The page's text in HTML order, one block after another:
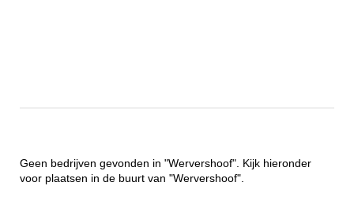
Geen bedrijven gevonden in "Wervershoof". Kijk hieronder
voor plaatsen in de buurt van "Wervershoof".